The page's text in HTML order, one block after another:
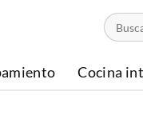
Cocina